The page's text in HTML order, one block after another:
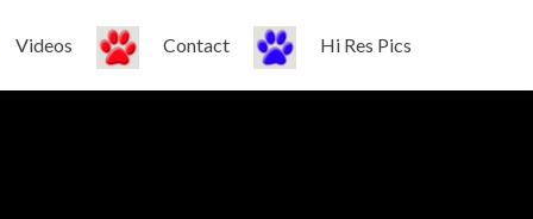
Videos Contact Hi Res Pics